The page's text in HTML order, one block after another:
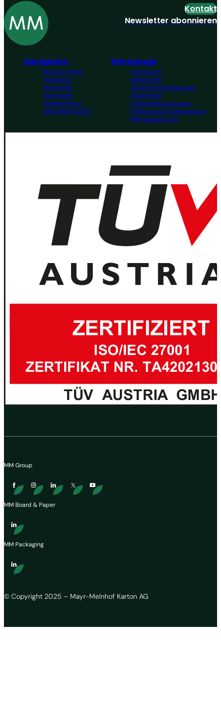
Navigation
Board & Paper
Packaging
Menschen
Investoren
Unternehmen
NACHHALTIGKEIT
Werkzeuge
Impressum
Allgemeine
Geschäftsbedingungen
Allgemeine
Einkaufsbedingungen
Erklärung zum Datenschutz
MM Integrity Line
Kontakt
Newsletter abonnieren
© Copyright 2025 – Mayr-Melnhof Karton AG
MM Group
MM Board & Paper
MM Packaging